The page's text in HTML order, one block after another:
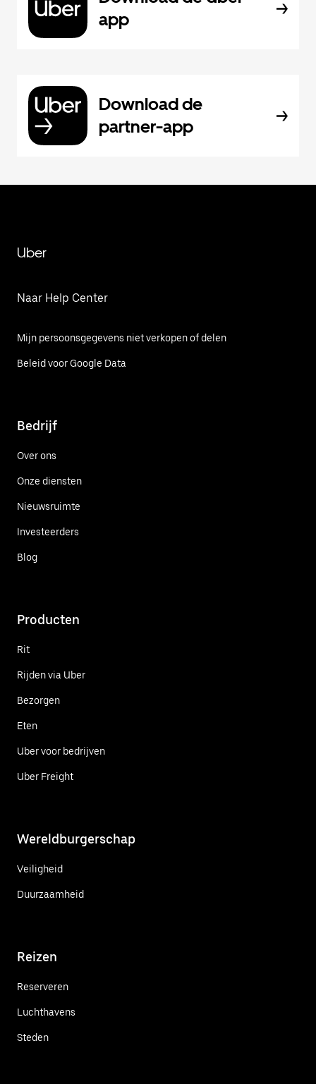
app
Download de
partner-app
Uber
Naar Help Center
Mijn persoonsgegevens niet verkopen of delen
Beleid voor Google Data
Bedrijf
Over ons
Onze diensten
Nieuwsruimte
Investeerders
Blog
Producten
Rit
Rijden via Uber
Bezorgen
Eten
Uber voor bedrijven
Uber Freight
Wereldburgerschap
Veiligheid
Duurzaamheid
Reizen
Reserveren
Luchthavens
Steden